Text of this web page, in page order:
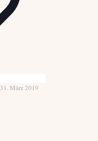
31. März 2019